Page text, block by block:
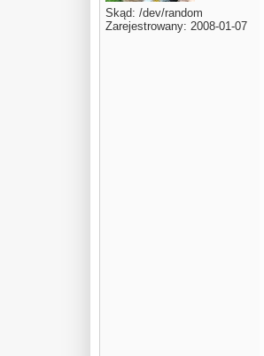
Skąd: /dev/random
Zarejestrowany: 2008-01-07